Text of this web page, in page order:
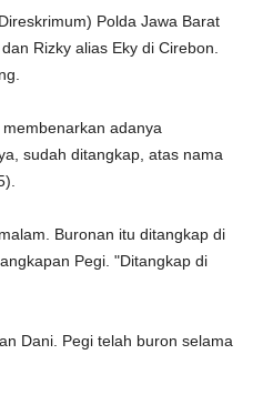
Polda Jawa Barat
Rizky alias Eky di Cirebon.
adanya
sudah ditangkap, atas nama
Buronan itu ditangkap di
Pegi. "Ditangkap di
Dani. Pegi telah buron selama